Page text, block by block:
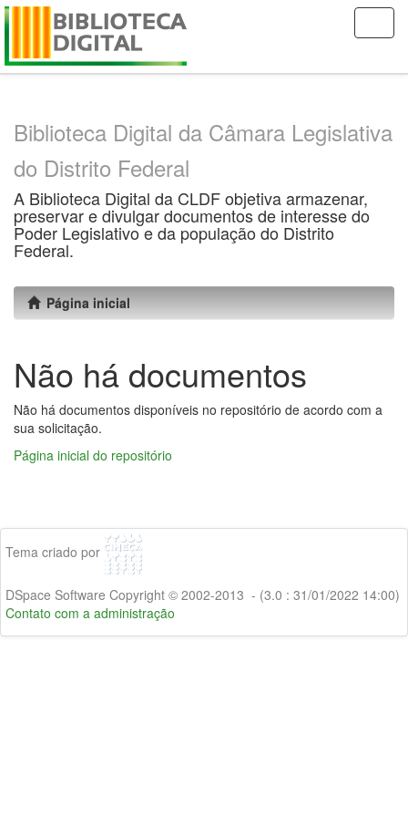
Skip
Biblioteca Digital da Câmara Legislativa
do Distrito Federal
A Biblioteca Digital da CLDF objetiva armazenar,
preservar e divulgar documentos de interesse do
Poder Legislativo e da população do Distrito
Federal.
Página inicial
Não há documentos
Não há documentos disponíveis no repositório de acordo com a
sua solicitação.
Página inicial do repositório
Tema criado por
DSpace Software Copyright © 2002-2013 - (3.0 : 31/01/2022 14:00)
Contato com a administração